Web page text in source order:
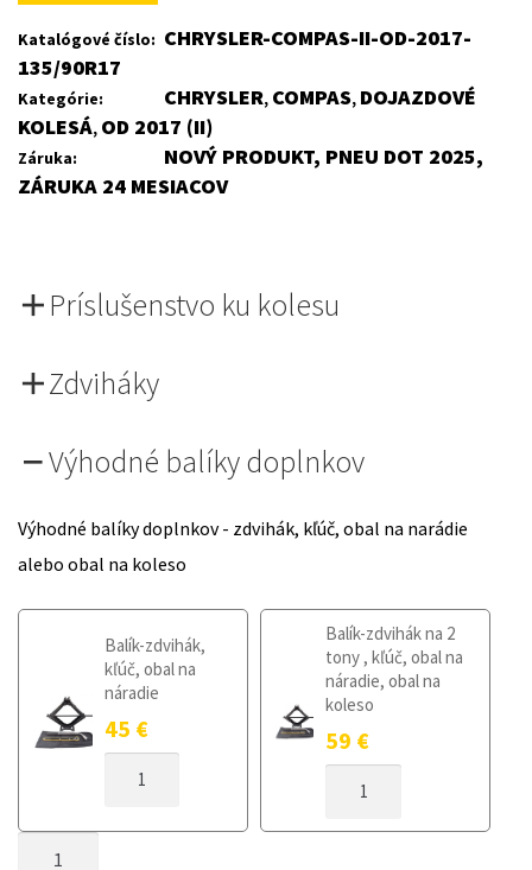
162 €.
148 €.
Katalógové číslo: CHRYSLER-COMPAS-II-OD-2017-
135/90R17
Kategórie: CHRYSLER, COMPAS, DOJAZDOVÉ
KOLESÁ, OD 2017 (II)
Záruka:
NOVÝ PRODUKT, PNEU DOT 2025,
ZÁRUKA 24 MESIACOV
Príslušenstvo ku kolesu
Zdviháky
Výhodné balíky doplnkov
Výhodné balíky doplnkov - zdvihák, kľúč, obal na narádie
alebo obal na koleso
Balík-zdvihák,
kľúč, obal na
náradie
45 €
DOJAZDOVÉ
CHRYSLER
Balík-zdvihák na 2
tony , kľúč, obal na
náradie, obal na
koleso
59 €
DOJAZDOVÉ